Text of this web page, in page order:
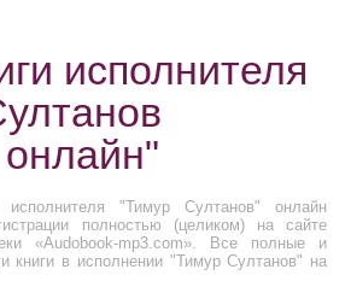
исполнителя
исполнителя "Тимур Султанов" онлайн
полностью (целиком) на сайте
«Audobook-mp3.com». Все полные и
книги в исполнении "Тимур Султанов" на